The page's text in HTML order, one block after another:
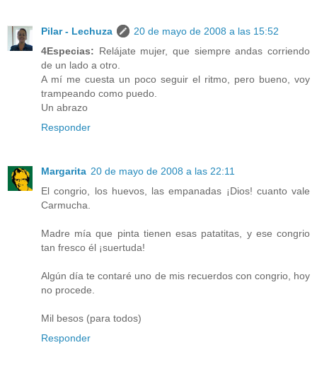
Pilar - Lechuza
20 de mayo de 2008 a las 15:52
4Especias: Relájate mujer, que siempre andas corriendo
de un lado a otro.
A mí me cuesta un poco seguir el ritmo, pero bueno, voy
trampeando como puedo.
Un abrazo
Responder
Margarita 20 de mayo de 2008 a las 22:11
El congrio, los huevos, las empanadas ¡Dios! cuanto vale
Carmucha.
Madre mía que pinta tienen esas patatitas, y ese congrio
tan fresco él ¡suertuda!
Algún día te contaré uno de mis recuerdos con congrio, hoy
no procede.
Mil besos (para todos)
Responder